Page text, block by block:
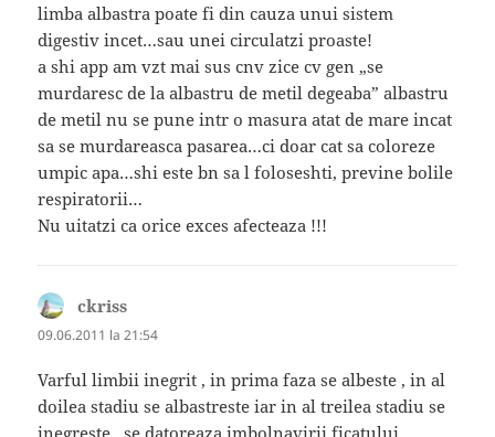
limba albastra poate fi din cauza unui sistem
digestiv incet…sau unei circulatzi proaste!
a shi app am vzt mai sus cnv zice cv gen „se
murdaresc de la albastru de metil degeaba” albastru
de metil nu se pune intr o masura atat de mare incat
sa se murdareasca pasarea…ci doar cat sa coloreze
umpic apa…shi este bn sa l foloseshti, previne bolile
respiratorii…
Nu uitatzi ca orice exces afecteaza !!!
ckriss
09.06.2011 la 21:54
Varful limbii inegrit , in prima faza se albeste , in al
doilea stadiu se albastreste iar in al treilea stadiu se
inegreste , se datoreaza imbolnavirii ficatului.